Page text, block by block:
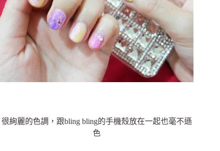
很絢麗的色調，跟bling bling的手機殼放在一起也毫不遜
色